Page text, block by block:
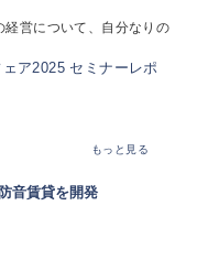
営について、自分なりの
もっと見る
音賃貸を開発